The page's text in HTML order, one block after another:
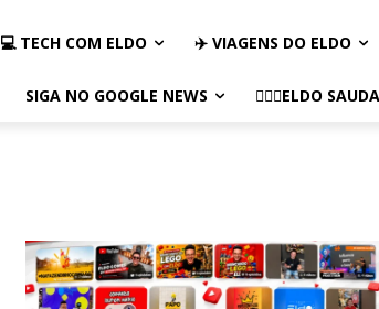
💻 TECH COM ELDO ✈️ VIAGENS DO ELDO
SIGA NO GOOGLE NEWS 🏃🏻‍♂️ELDO